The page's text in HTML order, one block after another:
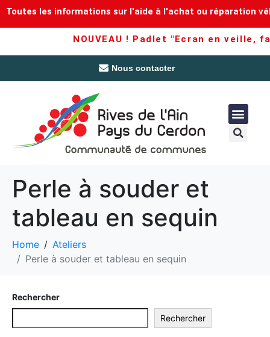
Toutes les informations sur l'aide à l'achat ou réparation
NOUVEAU ! Padlet "Ecran en veille,
Nous contacter
Perle à souder et
tableau en sequin
Home
Ateliers
Perle à souder et tableau en sequin
Rechercher
Rechercher